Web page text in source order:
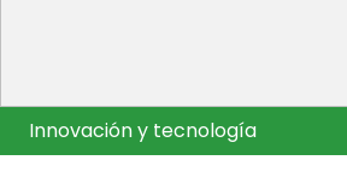
Innovación y tecnología